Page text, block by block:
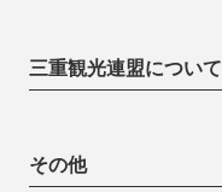
三重観光連盟について
その他